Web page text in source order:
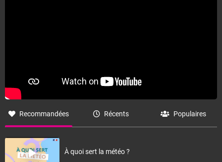
Recommandées Récents Populaires
À quoi sert la météo ?